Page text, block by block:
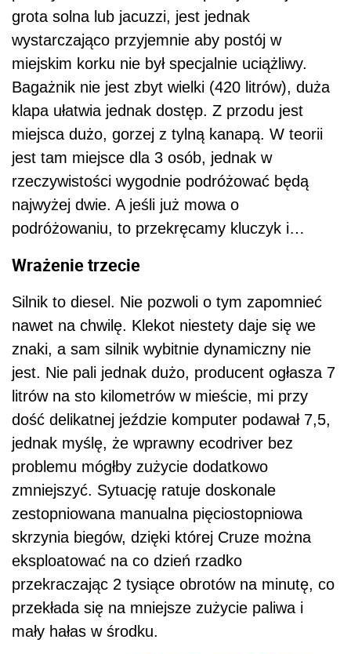
grota solna lub jacuzzi, jest jednak
wystarczająco przyjemnie aby postój w
miejskim korku nie był specjalnie uciążliwy.
Bagażnik nie jest zbyt wielki (420 litrów), duża
klapa ułatwia jednak dostęp. Z przodu jest
miejsca dużo, gorzej z tylną kanapą. W teorii
jest tam miejsce dla 3 osób, jednak w
rzeczywistości wygodnie podróżować będą
najwyżej dwie. A jeśli już mowa o
podróżowaniu, to przekręcamy kluczyk i…
Wrażenie trzecie
Silnik to diesel. Nie pozwoli o tym zapomnieć
nawet na chwilę. Klekot niestety daje się we
znaki, a sam silnik wybitnie dynamiczny nie
jest. Nie pali jednak dużo, producent ogłasza 7
litrów na sto kilometrów w mieście, mi przy
dość delikatnej jeździe komputer podawał 7,5,
jednak myślę, że wprawny ecodriver bez
problemu mógłby zużycie dodatkowo
zmniejszyć. Sytuację ratuje doskonale
zestopniowana manualna pięciostopniowa
skrzynia biegów, dzięki której Cruze można
eksploatować na co dzień rzadko
przekraczając 2 tysiące obrotów na minutę, co
przekłada się na mniejsze zużycie paliwa i
mały hałas w środku.